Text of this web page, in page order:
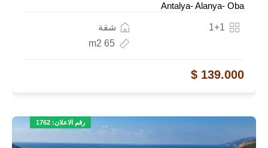
Antalya- Alanya- Oba
شقة
1+1
65 m2
139.000 $
رقم الاعلان: 1762